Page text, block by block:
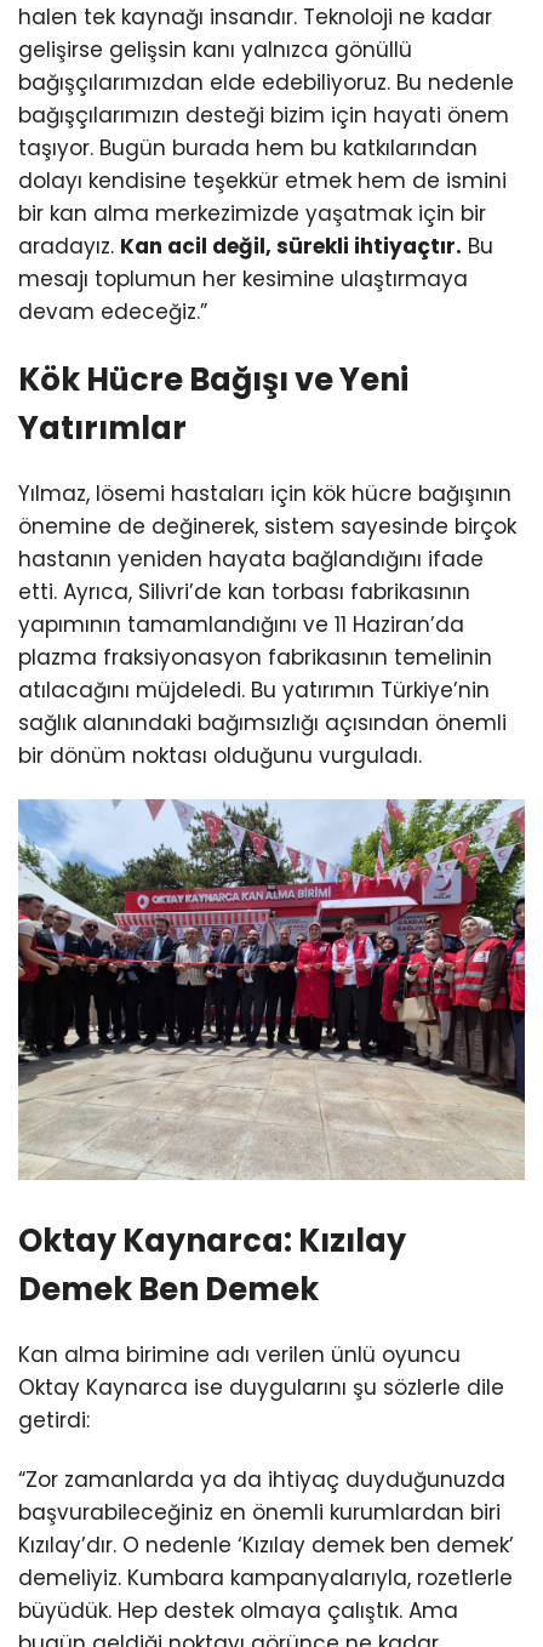
halen tek kaynağı insandır. Teknoloji ne kadar
gelişirse gelişsin kanı yalnızca gönüllü
bağışçılarımızdan elde edebiliyoruz. Bu nedenle
bağışçılarımızın desteği bizim için hayati önem
taşıyor. Bugün burada hem bu katkılarından
dolayı kendisine teşekkür etmek hem de ismini
bir kan alma merkezimizde yaşatmak için bir
aradayız. Kan acil değil, sürekli ihtiyaçtır. Bu
mesajı toplumun her kesimine ulaştırmaya
devam edeceğiz.”
Kök Hücre Bağışı ve Yeni
Yatırımlar
Yılmaz, lösemi hastaları için kök hücre bağışının
önemine de değinerek, sistem sayesinde birçok
hastanın yeniden hayata bağlandığını ifade
etti. Ayrıca, Silivri’de kan torbası fabrikasının
yapımının tamamlandığını ve 11 Haziran’da
plazma fraksiyonasyon fabrikasının temelinin
atılacağını müjdeledi. Bu yatırımın Türkiye’nin
sağlık alanındaki bağımsızlığı açısından önemli
bir dönüm noktası olduğunu vurguladı.
Oktay Kaynarca: Kızılay
Demek Ben Demek
Kan alma birimine adı verilen ünlü oyuncu
Oktay Kaynarca ise duygularını şu sözlerle dile
getirdi:
“Zor zamanlarda ya da ihtiyaç duyduğunuzda
başvurabileceğiniz en önemli kurumlardan biri
Kızılay’dır. O nedenle ‘Kızılay demek ben demek’
demeliyiz. Kumbara kampanyalarıyla, rozetlerle
büyüdük. Hep destek olmaya çalıştık. Ama